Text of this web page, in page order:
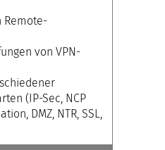
Remote-
von VPN-
(IP-Sec, NCP
DMZ, NTR, SSL,